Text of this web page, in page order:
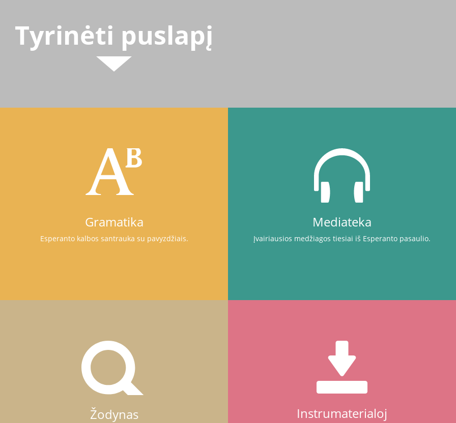
Tyrinėti puslapį
Gramatika
Esperanto kalbos santrauka su pavyzdžiais.
Mediateka
Įvairiausios medžiagos tiesiai iš Esperanto pasaulio.
Žodynas Instrumaterialoj